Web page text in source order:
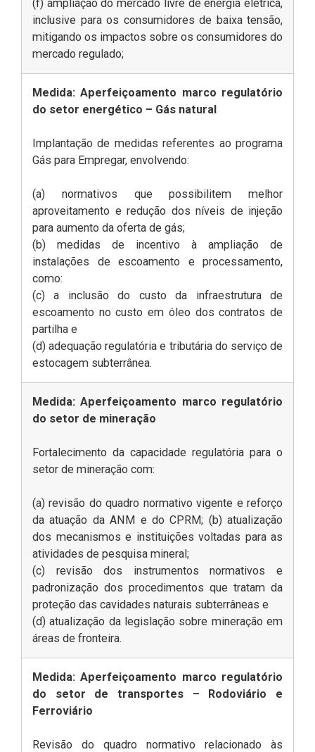
(f) ampliação do mercado livre de energia elétrica,
inclusive para os consumidores de baixa tensão,
mitigando os impactos sobre os consumidores do
mercado regulado;
Medida: Aperfeiçoamento marco regulatório
do setor energético – Gás natural
Implantação de medidas referentes ao programa
Gás para Empregar, envolvendo:
(a) normativos que possibilitem melhor
aproveitamento e redução dos níveis de injeção
para aumento da oferta de gás;
(b) medidas de incentivo à ampliação de
instalações de escoamento e processamento,
como:
(c) a inclusão do custo da infraestrutura de
escoamento no custo em óleo dos contratos de
partilha e
(d) adequação regulatória e tributária do serviço de
estocagem subterrânea.
Medida: Aperfeiçoamento marco regulatório
do setor de mineração
Fortalecimento da capacidade regulatória para o
setor de mineração com:
(a) revisão do quadro normativo vigente e reforço
da atuação da ANM e do CPRM; (b) atualização
dos mecanismos e instituições voltadas para as
atividades de pesquisa mineral;
(c) revisão dos instrumentos normativos e
padronização dos procedimentos que tratam da
proteção das cavidades naturais subterrâneas e
(d) atualização da legislação sobre mineração em
áreas de fronteira.
Medida: Aperfeiçoamento marco regulatório
do setor de transportes – Rodoviário e
Ferroviário
Revisão do quadro normativo relacionado às